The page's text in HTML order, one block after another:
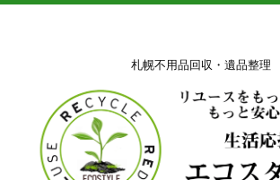
札幌不用品回収・遺品整理